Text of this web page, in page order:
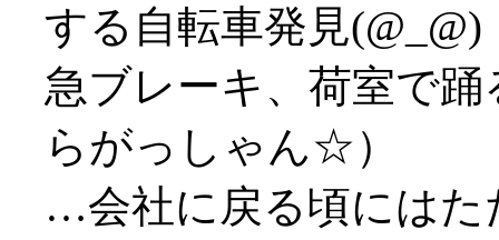
する自転車発見(@_@)
急ブレーキ、荷室で
らがっしゃん☆）
…会社に戻る頃にはた